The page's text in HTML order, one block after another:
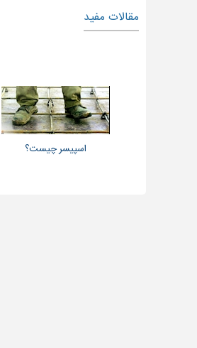
مقالات مفید
اسپیسر چیست؟